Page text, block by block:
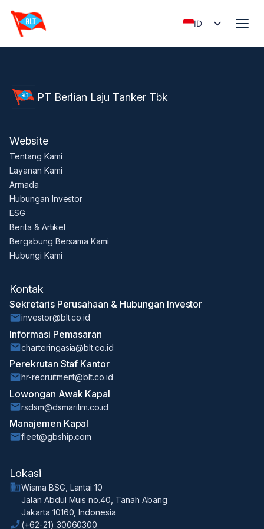
ID
PT Berlian Laju Tanker Tbk
Website
Tentang Kami
Layanan Kami
Armada
Hubungan Investor
ESG
Berita & Artikel
Bergabung Bersama Kami
Hubungi Kami
Kontak
Sekretaris Perusahaan & Hubungan Investor
investor@blt.co.id
Informasi Pemasaran
charteringasia@blt.co.id
Perekrutan Staf Kantor
hr-recruitment@blt.co.id
Lowongan Awak Kapal
rsdsm@dsmaritim.co.id
Manajemen Kapal
fleet@gbship.com
Lokasi
Wisma BSG, Lantai 10
Jalan Abdul Muis no.40, Tanah Abang
Jakarta 10160, Indonesia
(+62-21) 30060300